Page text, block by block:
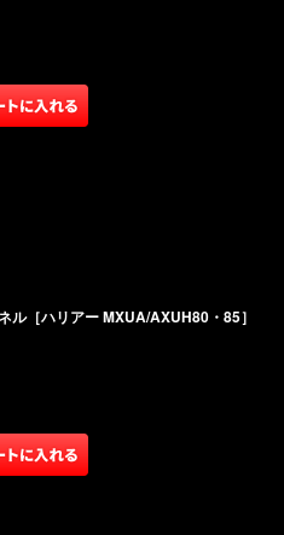
ル［ハリアー MXUA/AXUH80・85］